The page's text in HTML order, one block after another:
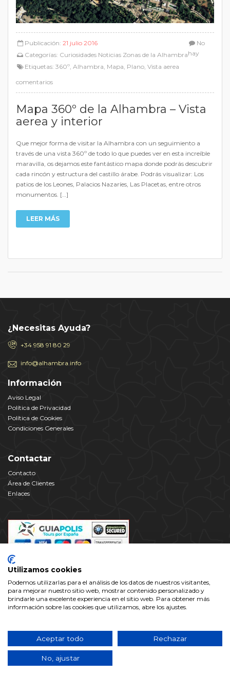
Publicación: 21 julio 2016
Categorías: Curiosidades Noticias Zonas de la Alhambra
Etiquetas: 360º, Alhambra, Mapa, Plano, Vista aerea
No
hay
comentarios
Mapa 360º de la Alhambra – Vista
aerea y interior
Que mejor forma de visitar la Alhambra con un seguimiento a
través de una vista 360º de todo lo que puedes ver en esta increíble
maravilla, os dejamos este fantástico mapa donde podrás descubrir
cada rincón y estructura del castillo árabe. Podrás visualizar: Los
patios de los Leones, Palacios Nazaríes, Las Placetas, entre otros
monumentos. […]
LEER MÁS
¿Necesitas Ayuda?
+34 958 91 80 29
info@alhambra.info
Información
Aviso Legal
Política de Privacidad
Política de Cookies
Condiciones Generales
Contactar
Contacto
Área de Clientes
Enlaces
www.alhambra.info no es el sitio web oficial de la Alhambra y el
Generalife, ni tiene relación alguna con ningún organismo oficial
Utilizamos cookies
Podemos utilizarlas para el análisis de los datos de nuestros visitantes,
para mejorar nuestro sitio web, mostrar contenido personalizado y
brindarle una excelente experiencia en el sitio web. Para obtener más
información sobre las cookies que utilizamos, abre los ajustes.
Aceptar todo Rechazar
No, ajustar